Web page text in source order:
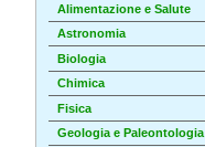
Alimentazione e Salute
Astronomia
Biologia
Chimica
Fisica
Geologia e Paleontologia